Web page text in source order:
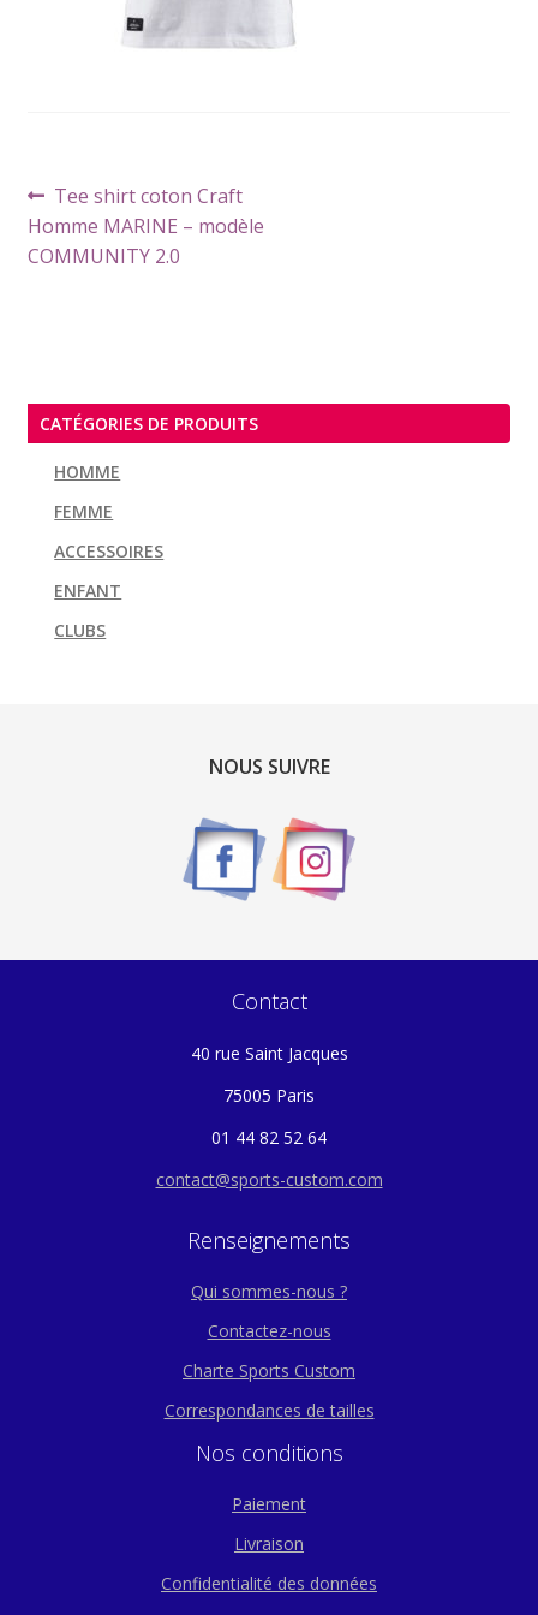
Navigation
de
l’article
Article
précédent :
Tee shirt coton Craft
Homme MARINE – modèle
COMMUNITY 2.0
CATÉGORIES DE PRODUITS
HOMME
FEMME
ACCESSOIRES
ENFANT
CLUBS
NOUS SUIVRE
Contact
40 rue Saint Jacques
75005 Paris
01 44 82 52 64
contact@sports-custom.com
Renseignements
Qui sommes-nous ?
Contactez-nous
Charte Sports Custom
Correspondances de tailles
Nos conditions
Paiement
Livraison
Confidentialité des données